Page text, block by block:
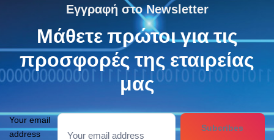
Εγγραφή στο Newsletter
Μάθετε πρώτοι για τις
προσφορές της εταιρείας
μας
Your email
address
Subcribes